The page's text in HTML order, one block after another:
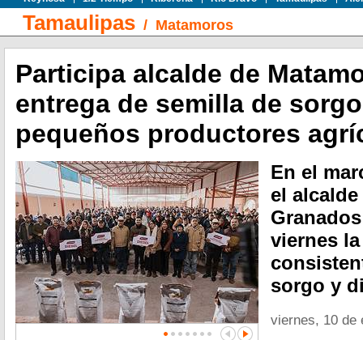
Tamaulipas / Matamoros
Participa alcalde de
entrega de semilla de
pequeños productores
En el
el
viernes
sorgo y
viernes, 10 de